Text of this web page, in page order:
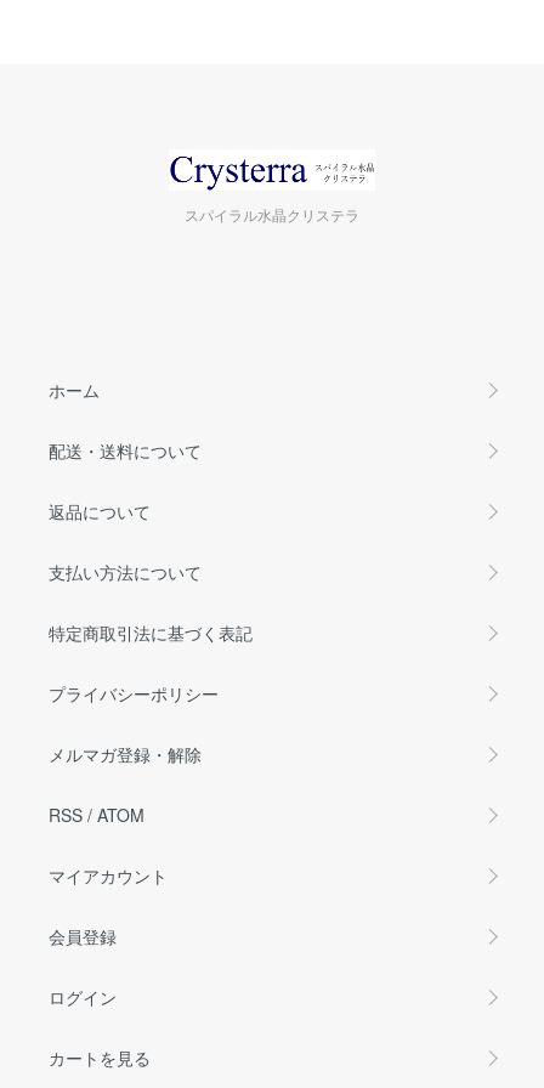
スパイラル水晶クリステラ
ホーム
配送・送料について
返品について
支払い方法について
特定商取引法に基づく表記
プライバシーポリシー
メルマガ登録・解除
RSS / ATOM
マイアカウント
会員登録
ログイン
カートを見る